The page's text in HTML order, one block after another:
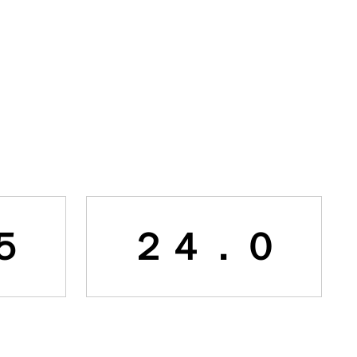
２４．０